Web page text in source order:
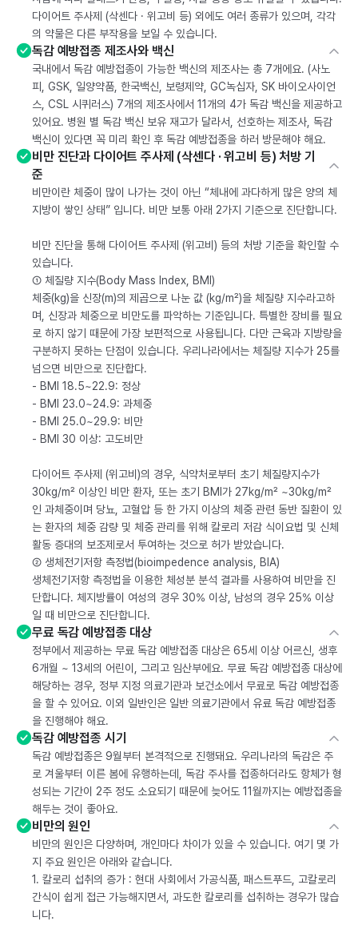
다이어트 주사제 (삭센다 · 위고비 등) 외에도 여러 종류가 있으며, 각각
의 약물은 다른 부작용을 보일 수 있습니다.
독감 예방접종 제조사와 백신
국내에서 독감 예방접종이 가능한 백신의 제조사는 총 7개에요. (사노
피, GSK, 일양약품, 한국백신, 보령제약, GC녹십자, SK 바이오사이언
스, CSL 시퀴러스) 7개의 제조사에서 11개의 4가 독감 백신을 제공하고
있어요. 병원 별 독감 백신 보유 재고가 달라서, 선호하는 제조사, 독감
백신이 있다면 꼭 미리 확인 후 독감 예방접종을 하러 방문해야 해요.
비만 진단과 다이어트 주사제 (삭센다 · 위고비 등) 처방 기
준
비만이란 체중이 많이 나가는 것이 아닌 “체내에 과다하게 많은 양의 체
지방이 쌓인 상태” 입니다. 비만 보통 아래 2가지 기준으로 진단합니다.
비만 진단을 통해 다이어트 주사제 (위고비) 등의 처방 기준을 확인할 수
있습니다.
① 체질량 지수(Body Mass Index, BMI)
체중(kg)을 신장(m)의 제곱으로 나눈 값 (kg/m²)을 체질량 지수라고하
며, 신장과 체중으로 비만도를 파악하는 기준입니다. 특별한 장비를 필요
로 하지 않기 때문에 가장 보편적으로 사용됩니다. 다만 근육과 지방량을
구분하지 못하는 단점이 있습니다. 우리나라에서는 체질량 지수가 25를
넘으면 비만으로 진단합다.
- BMI 18.5~22.9: 정상
- BMI 23.0~24.9: 과체중
- BMI 25.0~29.9: 비만
- BMI 30 이상: 고도비만
다이어트 주사제 (위고비)의 경우, 식약처로부터 초기 체질량지수가
30kg/m² 이상인 비만 환자, 또는 초기 BMI가 27kg/m² ~30kg/m²
인 과체중이며 당뇨, 고혈압 등 한 가지 이상의 체중 관련 동반 질환이 있
는 환자의 체중 감량 및 체중 관리를 위해 칼로리 저감 식이요법 및 신체
활동 증대의 보조제로서 투여하는 것으로 허가 받았습니다.
② 생체전기저항 측정법(bioimpedence analysis, BIA)
생체전기저항 측정법을 이용한 체성분 분석 결과를 사용하여 비만을 진
단합니다. 체지방률이 여성의 경우 30% 이상, 남성의 경우 25% 이상
일 때 비만으로 진단합니다.
무료 독감 예방접종 대상
정부에서 제공하는 무료 독감 예방접종 대상은 65세 이상 어르신, 생후
6개월 ~ 13세의 어린이, 그리고 임산부에요. 무료 독감 예방접종 대상에
해당하는 경우, 정부 지정 의료기관과 보건소에서 무료로 독감 예방접종
을 할 수 있어요. 이외 일반인은 일반 의료기관에서 유료 독감 예방접종
을 진행해야 해요.
독감 예방접종 시기
독감 예방접종은 9월부터 본격적으로 진행돼요. 우리나라의 독감은 주
로 겨울부터 이른 봄에 유행하는데, 독감 주사를 접종하더라도 항체가 형
성되는 기간이 2주 정도 소요되기 때문에 늦어도 11월까지는 예방접종을
해두는 것이 좋아요.
비만의 원인
비만의 원인은 다양하며, 개인마다 차이가 있을 수 있습니다. 여기 몇 가
지 주요 원인은 아래와 같습니다.
1. 칼로리 섭취의 증가 : 현대 사회에서 가공식품, 패스트푸드, 고칼로리
간식이 쉽게 접근 가능해지면서, 과도한 칼로리를 섭취하는 경우가 많습
니다.